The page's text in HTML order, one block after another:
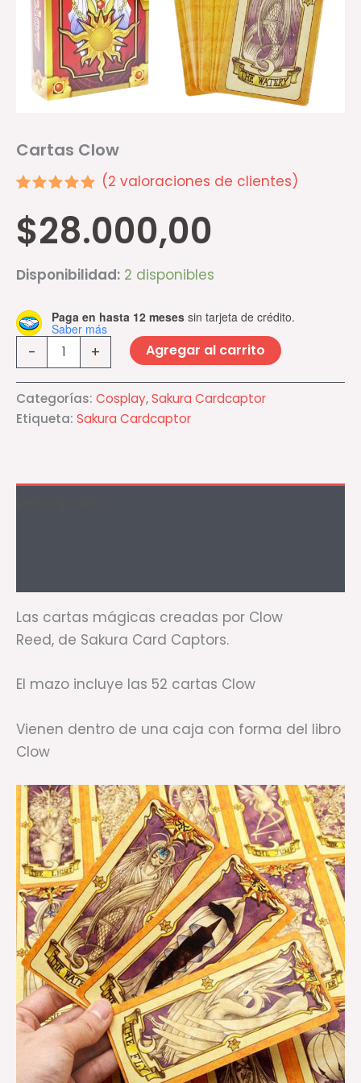
Cartas Clow
5.00
sobre 5
basado en
de
clientes
(2 valoraciones de clientes)
$28.000,00
Disponibilidad: 2 disponibles
Paga en hasta 12 meses sin tarjeta de crédito.
Saber más
- + Agregar al carrito
Categorías: Cosplay,Sakura Cardcaptor
Etiqueta: Sakura Cardcaptor
Las cartas mágicas creadas por Clow
Reed, de Sakura Card Captors.
El mazo incluye las 52 cartas Clow
Vienen dentro de una caja con forma del libro
Clow